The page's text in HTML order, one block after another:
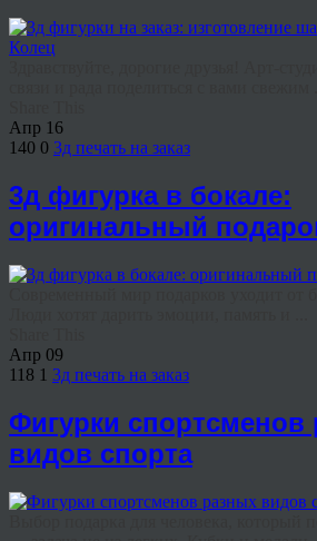
Апр 16
140 0 3д печать на заказ
3д фигурка в бокале:
оригинальный
Апр 09
118 1 3д печать на заказ
Фигурки спортсменов
видов спорта